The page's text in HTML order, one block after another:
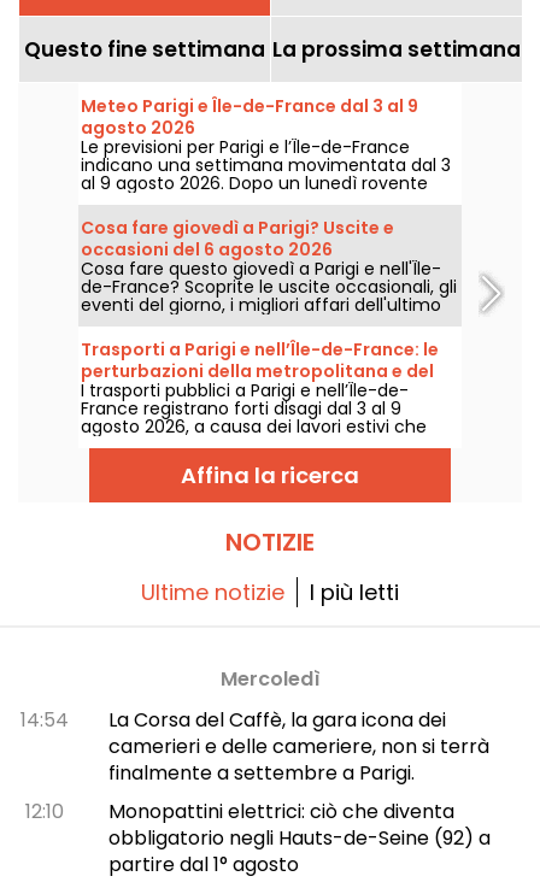
Questo fine settimana La prossima settimana
Meteo Parigi e Île-de-France dal 3 al 9
agosto 2026
Le previsioni per Parigi e l’Île-de-France
indicano una settimana movimentata dal 3
al 9 agosto 2026. Dopo un lunedì rovente
segnato dal rischio di temporali, le
temperature scenderanno
progressivamente prima di tornare a fare sul
serio con tempo più caldo e soleggiato nel
corso del week-end.
Cosa fare giovedì a Parigi? Uscite e
occasioni del 6 agosto 2026
Cosa fare questo giovedì a Parigi e nell'Île-
de-France? Scoprite le uscite occasionali, gli
eventi del giorno, i migliori affari dell'ultimo
minuto e idee da non perdere per giovedì 6
agosto 2026.
Trasporti a Parigi e nell’Île-de-France: le
perturbazioni della metropolitana e del
RER dal 3 al 9 agosto 2026
I trasporti pubblici a Parigi e nell’Île-de-
France registrano forti disagi dal 3 al 9
agosto 2026, a causa dei lavori estivi che
pesano particolarmente su alcune linee,
secondo RATP e SNCF.Affina la ricerca
NOTIZIE
Ultime notizie I più letti
Mercoledì
14:54
La Corsa del Caffè, la gara icona dei
camerieri e delle cameriere, non si terrà
finalmente a settembre a Parigi.
12:10
Monopattini elettrici: ciò che diventa
obbligatorio negli Hauts-de-Seine (92) a
partire dal 1° agosto